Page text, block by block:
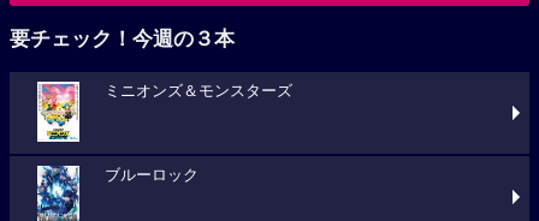
要チェック！今週の３本
ミニオンズ＆モンスターズ
ブルーロック